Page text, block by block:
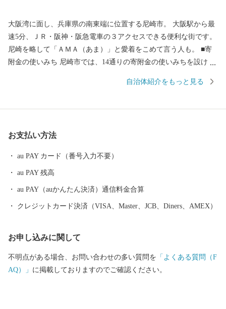
大阪湾に面し、兵庫県の南東端に位置する尼崎市。 大阪駅から最
速5分、ＪＲ・阪神・阪急電車の３アクセスできる便利な街です。
尼崎を略して「ＡＭＡ（あま）」と愛着をこめて言う人も。 ■寄
附金の使いみち 尼崎市では、14通りの寄附金の使いみちを設けて
犬・猫の殺処分ゼロを目指すなどの動物愛護に関する 基金などが
はその姿を見ることはできなくなりましたが、 当時の尼崎城西三
の丸エリアにあたる尼崎城址公園内に本丸の一部である 天守が整
崎城が蘇りました。
自治体紹介をもっと見る
お支払い方法
au PAY カード（番号入力不要）
au PAY 残高
au PAY（auかんたん決済）通信料金合算
クレジットカード決済（VISA、Master、JCB、Diners、AMEX）
お申し込みに関して
不明点がある場合、お問い合わせの多い質問を 「よくある質問（F
AQ）」 に掲載しておりますのでご確認ください。